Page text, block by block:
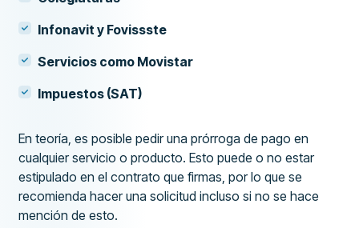
Infonavit y Fovissste
Servicios como Movistar
Impuestos (SAT)
En teoría, es posible pedir una prórroga de pago en
cualquier servicio o producto. Esto puede o no estar
estipulado en el contrato que firmas, por lo que se
recomienda hacer una solicitud incluso si no se hace
mención de esto.